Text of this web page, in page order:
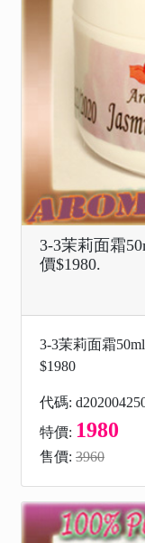
3-3茉莉面霜
價$1980.
3-3茉莉面霜
$1980
代碼:
特價: 1980
售價: 3960